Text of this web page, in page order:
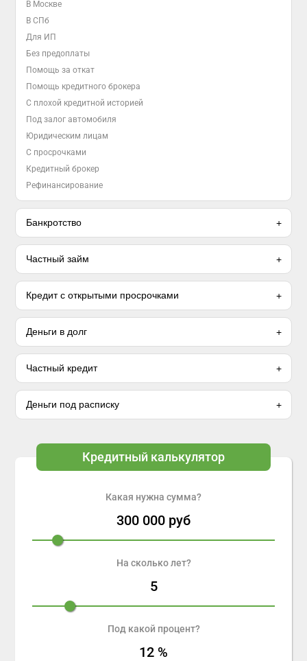
В Москве
В СПб
Для ИП
Без предоплаты
Помощь за откат
Помощь кредитного брокера
С плохой кредитной историей
Под залог автомобиля
Юридическим лицам
С просрочками
Кредитный брокер
Рефинансирование
Банкротство
Частный займ
Кредит с открытыми просрочками
Деньги в долг
Частный кредит
Деньги под расписку
Кредитный калькулятор
Какая нужна сумма?
300 000 руб
На сколько лет?
5
Под какой процент?
12 %